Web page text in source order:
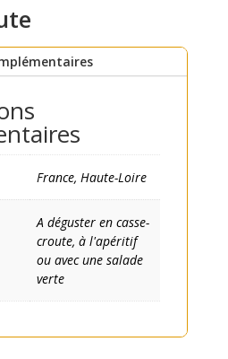
France, Haute-Loire
A déguster en casse-
croute, à l'apéritif
ou avec une salade
verte